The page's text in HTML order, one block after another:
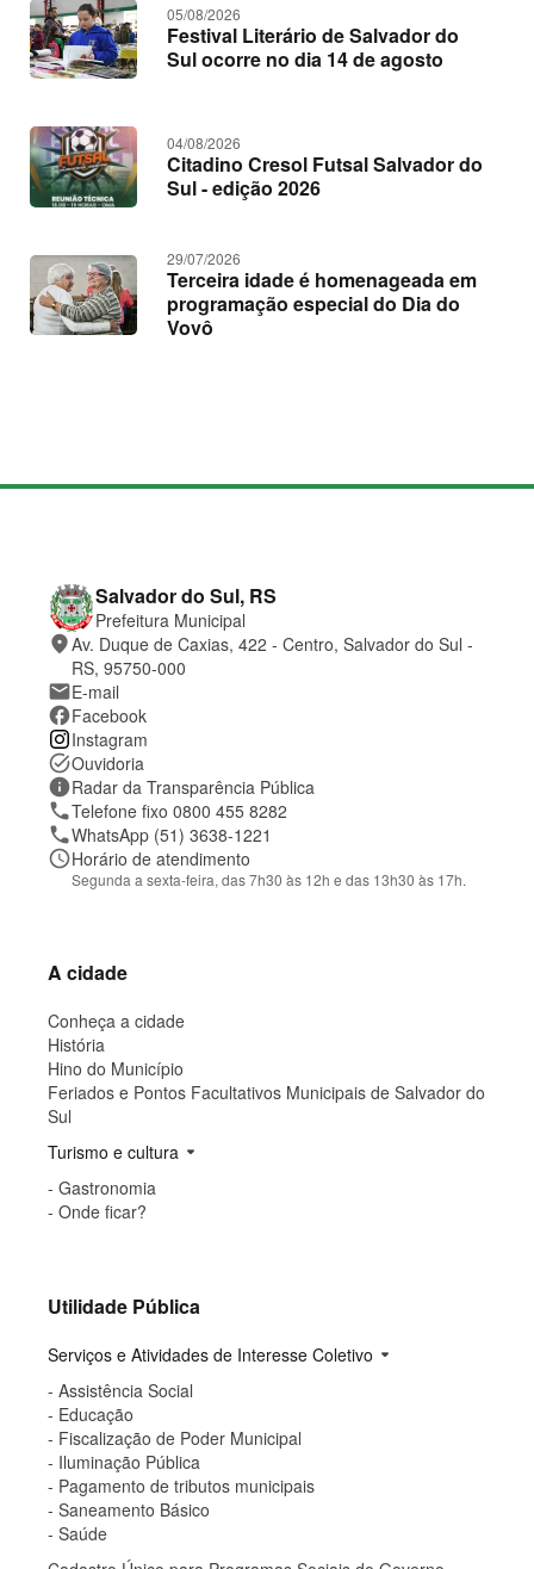
05/08/2026
Festival Literário de Salvador do
Sul ocorre no dia 14 de agosto
04/08/2026
Citadino Cresol Futsal Salvador do
Sul - edição 2026
29/07/2026
Terceira idade é homenageada em
programação especial do Dia do
Vovô
M
C
o
n
t
t
o
e
l
o
c
a
l
i
z
Salvador do Sul, RS
Prefeitura Municipal
placeAv. Duque de Caxias, 422 - Centro, Salvador do Sul -
RS, 95750-000
mailE-mail
facebookFacebook
Instagram
task_altOuvidoria
information
Radar da Transparência Pública
phoneTelefone fixo 0800 455 8282
phoneWhatsApp (51) 3638-1221
scheduleHorário de atendimento
Segunda a sexta-feira, das 7h30 às 12h e das 13h30 às 17h.
A cidade
Conheça a cidade
História
Hino do Município
Feriados e Pontos Facultativos Municipais de Salvador do
Sul
Turismo e cultura arrow_drop_down
- Gastronomia
- Onde ficar?
Utilidade Pública
Serviços e Atividades de Interesse Coletivo arrow_drop_down
- Assistência Social
- Educação
- Fiscalização de Poder Municipal
- Iluminação Pública
- Pagamento de tributos municipais
- Saneamento Básico
- Saúde